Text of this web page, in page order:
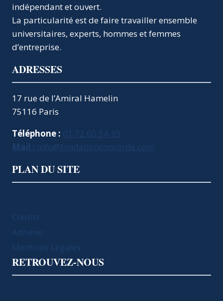
indépendant et ouvert.
La particularité est de faire travailler ensemble
universitaires, experts, hommes et femmes
d’entreprise.
ADRESSES
17 rue de l’Amiral Hamelin
75116 Paris
Téléphone : 01.72.60.54.39
Mail : info@fondationconcorde.com
PLAN DU SITE
Crédits
Adhérer
Mentions Légales
RETROUVEZ-NOUS